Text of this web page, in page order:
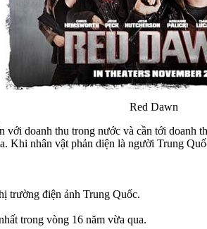
Red Dawn
doanh thu trong nước và cần tới
Khi nhân vật phản diện là người Trung
trường điện ảnh Trung Quốc.
trong vòng 16 năm vừa qua.